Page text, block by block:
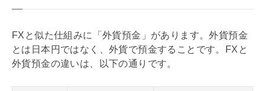
FXと似た仕組みに「外貨預金」があります。外貨預金
とは日本円ではなく、外貨で預金することです。FXと
外貨預金の違いは、以下の通りです。